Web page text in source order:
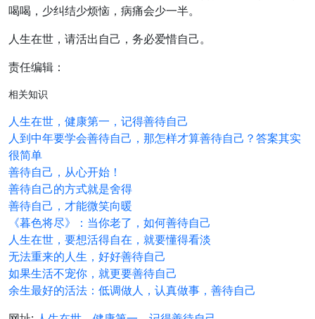
喝喝，少纠结少烦恼，病痛会少一半。
人生在世，请活出自己，务必爱惜自己。
责任编辑：
相关知识
人生在世，健康第一，记得善待自己
人到中年要学会善待自己，那怎样才算善待自己？答案其实
很简单
善待自己，从心开始！
善待自己的方式就是舍得
善待自己，才能微笑向暖
《暮色将尽》：当你老了，如何善待自己
人生在世，要想活得自在，就要懂得看淡
无法重来的人生，好好善待自己
如果生活不宠你，就更要善待自己
余生最好的活法：低调做人，认真做事，善待自己